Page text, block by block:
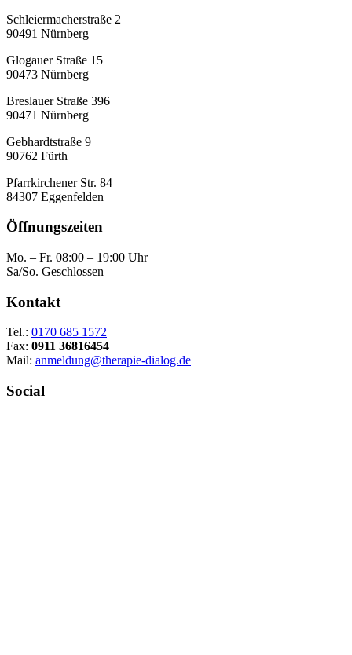
Schleiermacherstraße 2
90491 Nürnberg
Glogauer Straße 15
90473 Nürnberg
Breslauer Straße 396
90471 Nürnberg
Gebhardtstraße 9
90762 Fürth
Pfarrkirchener Str. 84
84307 Eggenfelden
Öffnungszeiten
Mo. – Fr. 08:00 – 19:00 Uhr
Sa/So. Geschlossen
Kontakt
Tel.: 0170 685 1572
Fax: 0911 36816454
Mail: anmeldung@therapie-dialog.de
Social